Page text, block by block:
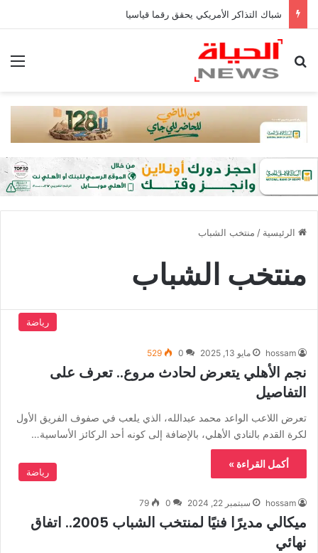
شباك التذاكر الأمريكي يحقق رقما قياسيا
بحث عن
الرئيسية / منتخب الشباب
منتخب الشباب
رياضة
hossam مايو 13, 2025 0
529
نجم الأهلي يتعرض لحادث مروع.. تعرف على
التفاصيل
تعرض اللاعب الواعد محمد عبدالله، الذي يلعب في صفوف الفريق الأول
لكرة القدم بالنادي الأهلي، بالإضافة إلى كونه أحد الركائز الأساسية…
أكمل القراءة »
رياضة
hossam سبتمبر 22, 2024 0
79
ميكالي مديرًا فنيًا لمنتخب الشباب 2005.. اتفاق
نهائي